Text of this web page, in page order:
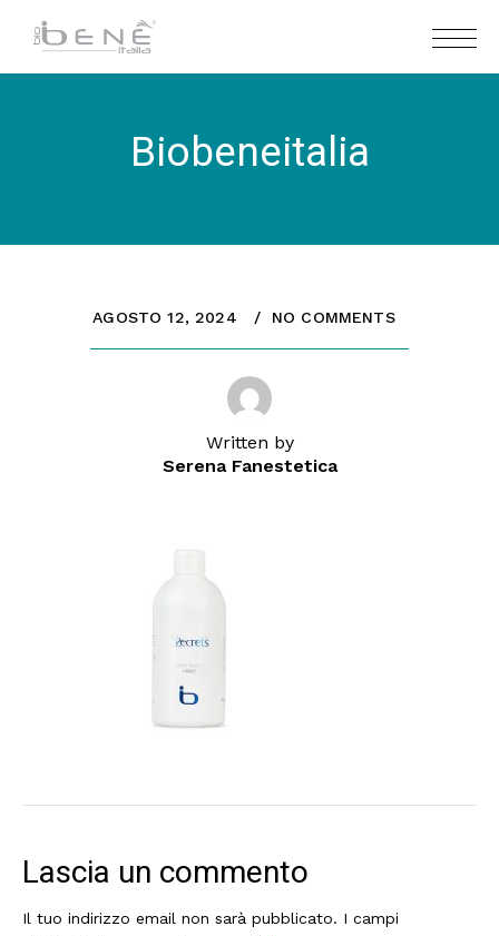
Biobeneitalia
AGOSTO 12, 2024 NO COMMENTS
Written by
Serena Fanestetica
Lascia un commento
Il tuo indirizzo email non sarà pubblicato. I campi